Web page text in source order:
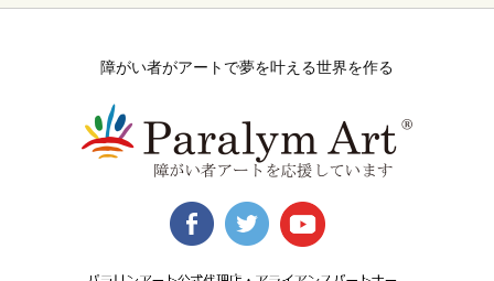
障がい者がアートで夢を叶える世界を作る